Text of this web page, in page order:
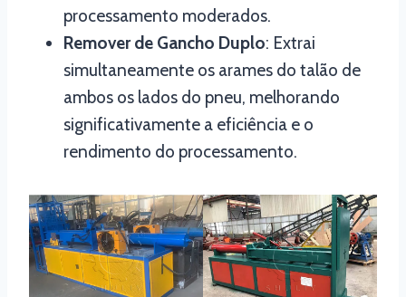
processamento moderados.
Remover de Gancho Duplo: Extrai
simultaneamente os arames do talão de
ambos os lados do pneu, melhorando
significativamente a eficiência e o
rendimento do processamento.